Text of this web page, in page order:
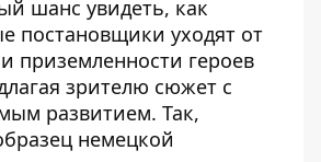
шанс увидеть, как
постановщики уходят от
приземленности героев
зрителю сюжет с
развитием. Так,
немецкой